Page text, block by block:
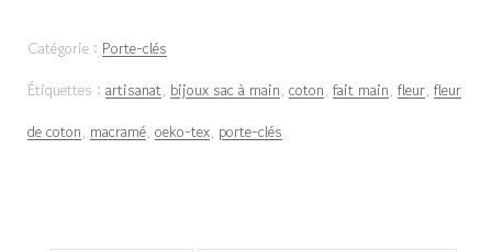
fleur
de
coton
Catégorie : Porte-clés
Étiquettes : artisanat, bijoux sac à main, coton, fait main, fleur, fleur
de coton, macramé, oeko-tex, porte-clés